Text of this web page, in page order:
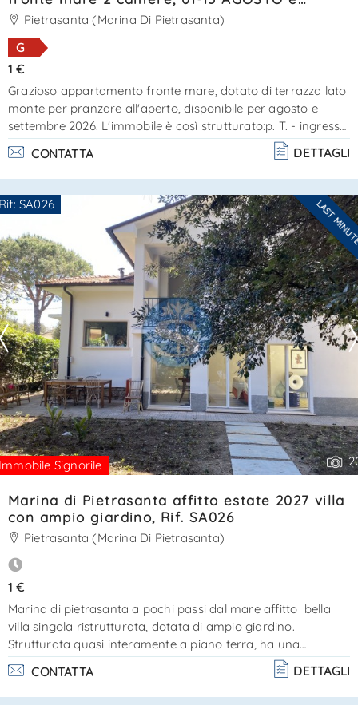
SETTEMBRE 2026 Rif. SA008
Pietrasanta (Marina Di Pietrasanta)
G
1 €
Grazioso appartamento fronte mare, dotato di terrazza lato
monte per pranzare all'aperto, disponibile per agosto e
settembre 2026. L'immobile è così strutturato:p. T. - ingresso
con scale di accesso al piano 1; p. 1 - composto da
soggiorno-pranzo vista mare, cucinotto ben attrezzato con
accesso alla piccola terrazza equipaggiata per pranzare
fuori, bagno nuovo con doccia; scale di accesso al piano
superiore;p:2 - mansardato e dotato di aria condizionata -
composto da camera matrimoniale e cam. . .
CONTATTA DETTAGLI
SA026 LAST
Signorile
Ti interessa?
Contatta
--------------------
Vedi tutti i dettagli
Marina di Pietrasanta affitto estate 2027 villa
con ampio giardino, Rif. SA026
Pietrasanta (Marina Di Pietrasanta)
1 €
Marina di pietrasanta a pochi passi dal mare affitto bella
villa singola ristrutturata, dotata di ampio giardino.
Strutturata quasi interamente a piano terra, ha una
deliziosa veranda d'ingresso, salotto - sala da pranzo,
disimpegno, salotto aperto sul giardino, cucina hi-tech, 1
camera matrimoniale, 1 camera doppia, 1 bagno con
CONTATTA DETTAGLI